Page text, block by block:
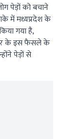
पेड़ों को बचाने
में मध्यप्रदेश के
गया है,
के इस फैसले के
पेड़ों से